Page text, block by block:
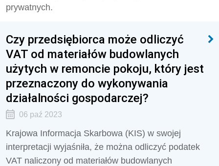
prywatnych.
Czy przedsiębiorca może odliczyć
VAT od materiałów budowlanych
użytych w remoncie pokoju, który jest
przeznaczony do wykonywania
działalności gospodarczej?
06 paź 2023
Krajowa Informacja Skarbowa (KIS) w swojej
interpretacji wyjaśniła, że można odliczyć podatek
VAT naliczony od materiałów budowlanych